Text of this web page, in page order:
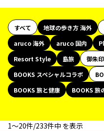
すべて 地球の歩き方 海外
aruco 海外
aruco 国内
Resort Style
島旅 御朱印
BOOKS スペシャルコラボ
BOOKS 旅と健康
BOOKS 旅
1〜20件/233件中 を表示